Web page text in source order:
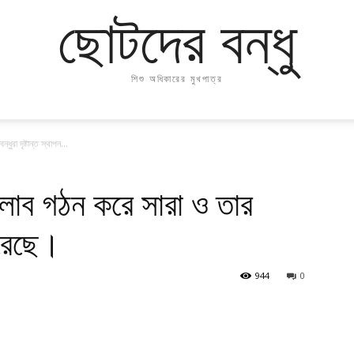
ছোটদের বন্ধু
শিশু অধিকারের মুখপাত্র
দৃষ্টান্ত স্থাপন...
গঠন করে সারা ও তার
0
944